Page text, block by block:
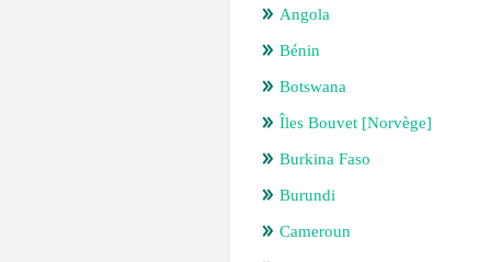
Angola
Bénin
Botswana
Îles Bouvet [Norvège]
Burkina Faso
Burundi
Cameroun